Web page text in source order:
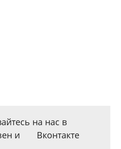
на нас в
и Вконтакте